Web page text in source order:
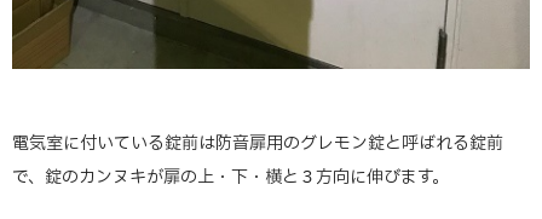
電気室に付いている錠前は防音扉用のグレモン錠と呼ばれる錠前
で、錠のカンヌキが扉の上・下・横と３方向に伸びます。